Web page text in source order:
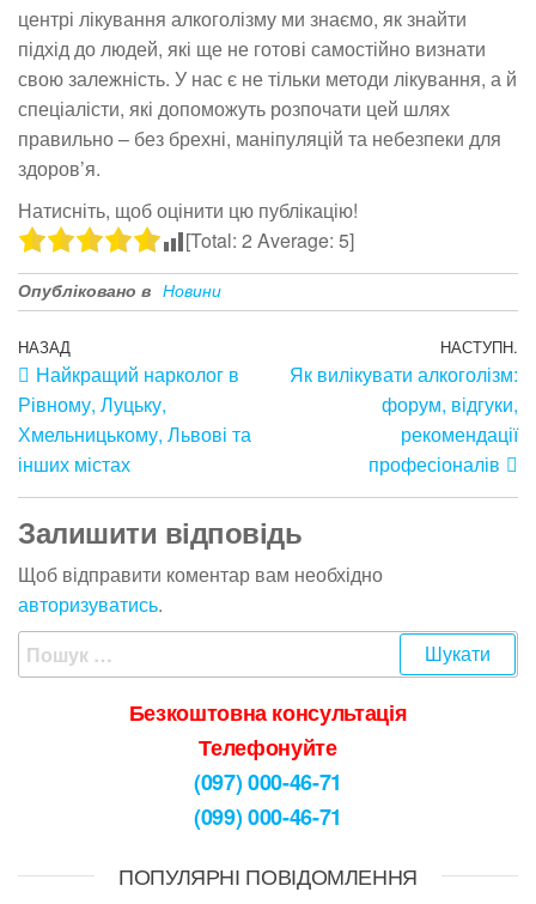
центрі лікування алкоголізму ми знаємо, як знайти
підхід до людей, які ще не готові самостійно визнати
свою залежність. У нас є не тільки методи лікування, а й
спеціалісти, які допоможуть розпочати цей шлях
правильно – без брехні, маніпуляцій та небезпеки для
здоров’я.
Натисніть, щоб оцінити цю публікацію!
[Total: 2 Average: 5]
Опубліковано в Новини
НАЗАД
Найкращий нарколог в
Рівному, Луцьку,
Хмельницькому, Львові та
інших містах
НАСТУПН.
Як вилікувати алкоголізм:
форум, відгуки,
рекомендації
професіоналів
Залишити відповідь
Щоб відправити коментар вам необхідно
авторизуватись.
Безкоштовна консультація
Телефонуйте
(097) 000-46-71
(099) 000-46-71
ПОПУЛЯРНІ ПОВІДОМЛЕННЯ